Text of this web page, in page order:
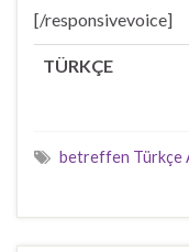
[/responsivevoice]
TÜRKÇE
betreffen Türkçe